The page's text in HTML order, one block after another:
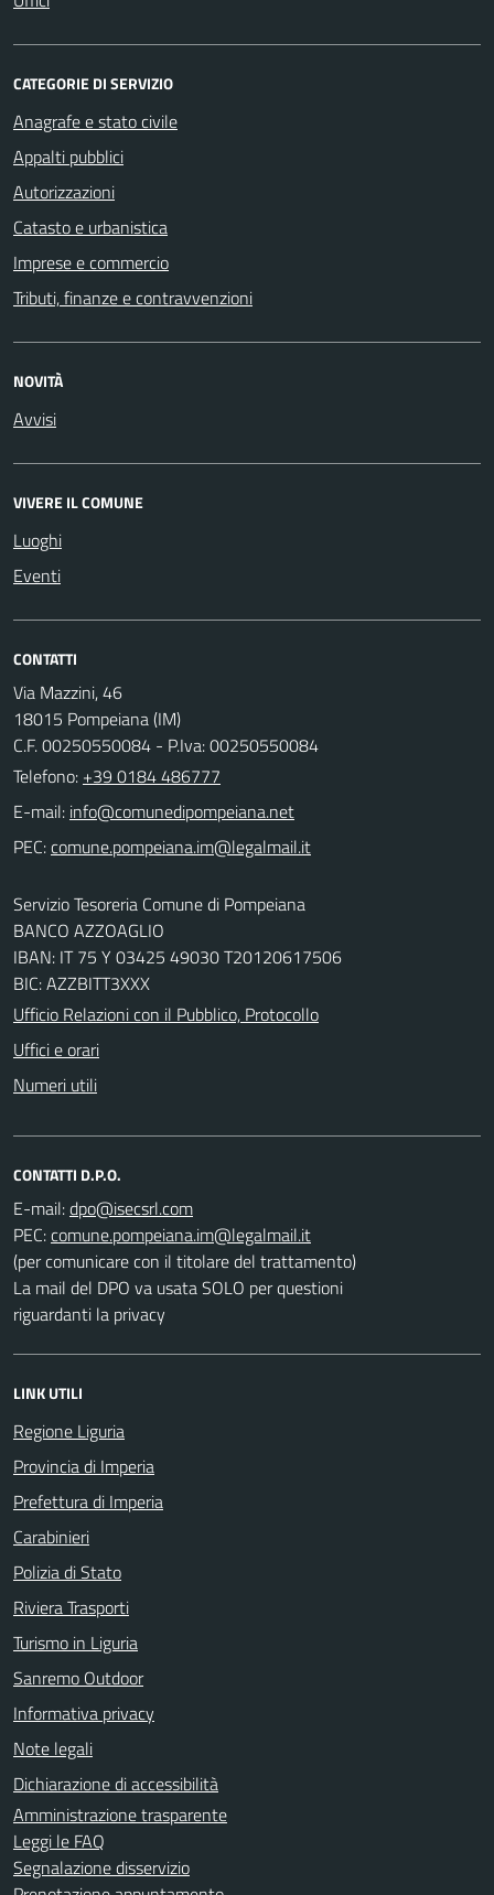
CATEGORIE DI SERVIZIO
Anagrafe e stato civile
Appalti pubblici
Autorizzazioni
Catasto e urbanistica
Imprese e commercio
Tributi, finanze e contravvenzioni
NOVITÀ
Avvisi
VIVERE IL COMUNE
Luoghi
Eventi
CONTATTI
Via Mazzini, 46
18015 Pompeiana (IM)
C.F. 00250550084 - P.Iva: 00250550084
Telefono: +39 0184 486777
E-mail:
PEC:
Servizio Tesoreria Comune di Pompeiana
BANCO AZZOAGLIO
IBAN: IT 75 Y 03425 49030 T20120617506
BIC: AZZBITT3XXX
Ufficio Relazioni con il Pubblico, Protocollo
Uffici e orari
Numeri utili
CONTATTI D.P.O.
E-mail:
PEC:
(per comunicare con il titolare del trattamento)
La mail del DPO va usata SOLO per questioni
riguardanti la privacy
LINK UTILI
Regione Liguria
Provincia di Imperia
Prefettura di Imperia
Carabinieri
Polizia di Stato
Riviera Trasporti
Turismo in Liguria
Sanremo Outdoor
Informativa privacy
Note legali
Dichiarazione di accessibilità
Amministrazione trasparente
Leggi le FAQ
Segnalazione disservizio